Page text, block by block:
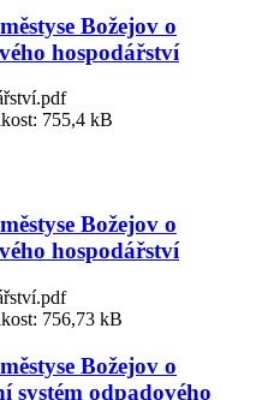
Božejov o
hospodářství
755,4 kB
Božejov o
hospodářství
756,73 kB
Božejov o
systém odpadového